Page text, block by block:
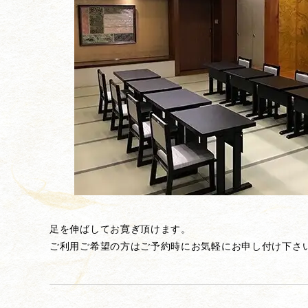
足を伸ばしてお寛ぎ頂けます。
ご利用ご希望の方はご予約時にお気軽にお申し付け下さ